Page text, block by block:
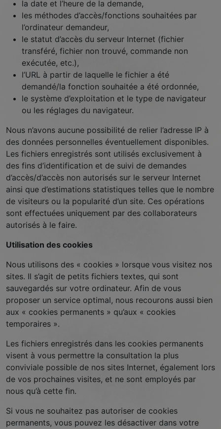
la date et l’heure de la demande,
les méthodes d’accès/fonctions souhaitées par
l’ordinateur demandeur,
le statut d’accès du serveur Internet (fichier
transféré, fichier non trouvé, commande non
exécutée, etc.),
l’URL à partir de laquelle le fichier a été
demandé/la fonction souhaitée a été ordonnée,
le système d’exploitation et le type de navigateur
ou les réglages du navigateur.
Nous n’avons aucune possibilité de relier l’adresse IP à
des données personnelles éventuellement disponibles.
Les fichiers enregistrés sont utilisés exclusivement à
des fins d’identification et de suivi de demandes
d’accès/d’accès non autorisés sur le serveur Internet
ainsi que d’estimations statistiques telles que le nombre
de visiteurs ou la popularité d’un site. Ces opérations
sont effectuées uniquement par des collaborateurs
autorisés à le faire.
Utilisation des cookies
Nous utilisons des « cookies » lorsque vous visitez nos
sites. Il s’agit de petits fichiers textes, qui sont
sauvegardés sur votre ordinateur. Afin de vous
proposer un service optimal, nous recourons aussi bien
aux « cookies permanents » qu’aux « cookies
temporaires ».
Les fichiers enregistrés dans les cookies permanents
visent à vous permettre la consultation la plus
conviviale possible de nos sites Internet, également lors
de vos prochaines visites, et ne sont employés par
nous qu’à cette fin.
Si vous ne souhaitez pas autoriser de cookies
permanents, vous pouvez les désactiver dans votre
Experience
Afin que notre
site Web
fonctionne
aussi bien que
possible lors
de votre
visite. Si tu
cookies,
certaines
fonctionnalités
disparaîtront
du site Web.
Marketing
En partageant
votre intérêt et
comportement
visitez notre
site, tu
augmentes les
chances de
voir du
contenu et
des offres